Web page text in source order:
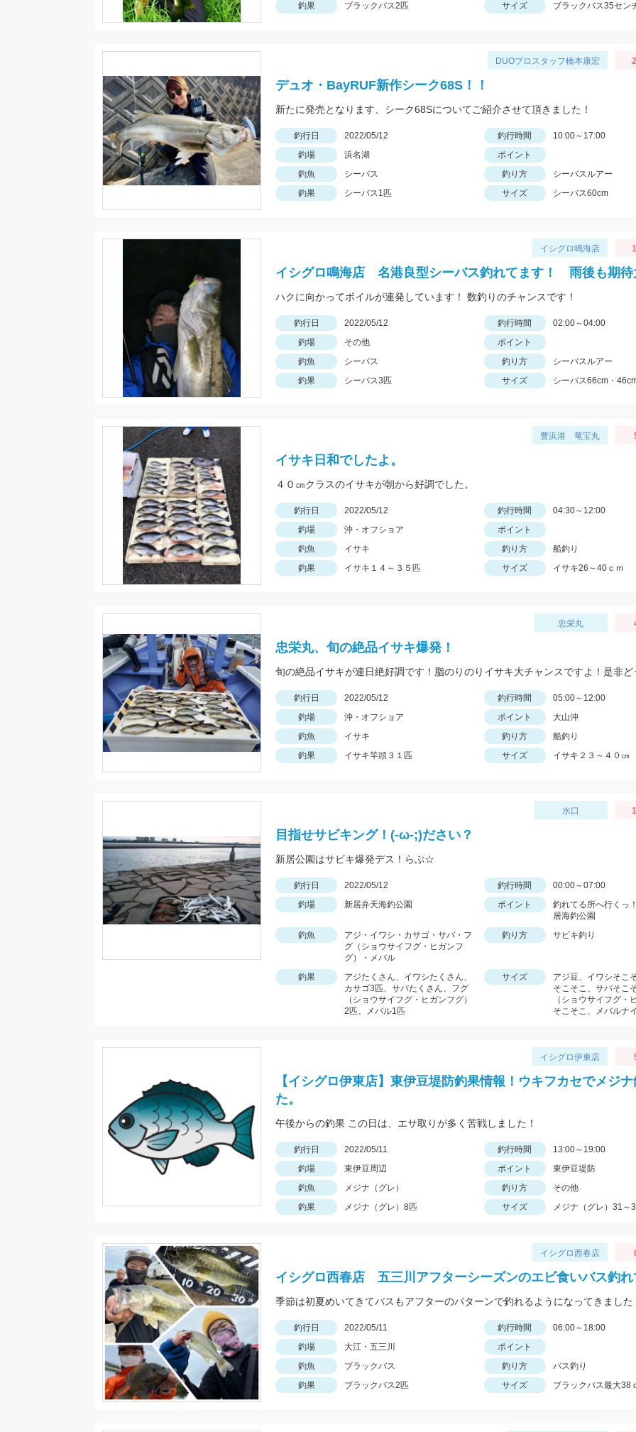
釣果
ブラックバス2匹 サイズ ブラックバス35セン
DUOプロスタッフ橋本康宏
デュオ・BayRUF新作シーク68S！！
新たに発売となります、シーク68Sについてご紹介させて頂きました！
釣行日 2022/05/12 釣行時間
10:00～17:00
釣場
浜名湖
ポイント
釣魚
シーバス 釣り方
シーバスルアー
釣果
シーバス1匹 サイズ シーバス60cm
イシグロ鳴海店
イシグロ鳴海店 名港良型シーバス釣れてます！ 雨後も期待
ハクに向かってボイルが連発しています！ 数釣りのチャンスです！
釣行日 2022/05/12 釣行時間
02:00～04:00
釣場
その他
ポイント
釣魚
シーバス 釣り方
シーバスルアー
釣果
シーバス3匹 サイズ シーバス66cm・
豊浜港 竜宝丸
イサキ日和でしたよ。
４０㎝クラスのイサキが朝から好調でした。
釣行日 2022/05/12 釣行時間
04:30～12:00
釣場
沖・オフショア
ポイント
釣魚
イサキ 釣り方
船釣り
釣果
イサキ１４～３５匹 サイズ イサキ26～40ｃｍ
忠栄丸
忠栄丸、旬の絶品イサキ爆発！
旬の絶品イサキが連日絶好調です！脂のりのりイサキ大チャンスですよ！是非ど
釣行日 2022/05/12 釣行時間
05:00～12:00
釣場
沖・オフショア ポイント
大山沖
釣魚
イサキ 釣り方
船釣り
釣果
イサキ竿頭３１匹 サイズ イサキ２３～４０㎝
水口
目指せサビキング！(-ω-;)ださい？
新居公園はサビキ爆発デス！らぶ☆
釣行日 2022/05/12 釣行時間
00:00～07:00
釣場
新居弁天海釣公園 ポイント
釣れてる所へ行くっ
居海釣公園
釣魚
アジ・イワシ・カサゴ・サバ・フ
グ（ショウサイフグ・ヒガンフ
グ）・メバル
釣り方 サビキ釣り
釣果
アジたくさん、イワシたくさん、
カサゴ3匹、サバたくさん、フグ
（ショウサイフグ・ヒガンフグ）
2匹、メバル1匹
サイズ
アジ豆、イワシそこ
そこそこ、サバそこ
（ショウサイフグ・
そこそこ、メバルナ
イシグロ伊東店
【イシグロ伊東店】東伊豆堤防釣果情報！ウキフカセでメジ
た。
午後からの釣果 この日は、エサ取りが多く苦戦しました！
釣行日 2022/05/11 釣行時間
13:00～19:00
釣場
東伊豆周辺 ポイント
東伊豆堤防
釣魚
メジナ（グレ） 釣り方
その他
釣果
メジナ（グレ）8匹 サイズ メジナ（グレ）31～
イシグロ西春店
イシグロ西春店 五三川アフターシーズンのエビ食いバス釣れ
釣行日 2022/05/11 釣行時間
06:00～18:00
釣場
大江・五三川
ポイント
釣魚
ブラックバス 釣り方
バス釣り
釣果
ブラックバス2匹 サイズ ブラックバス最大38